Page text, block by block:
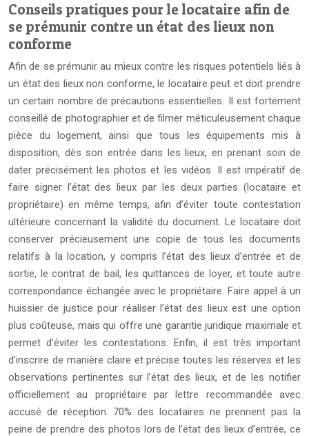
Conseils pratiques pour le locataire afin de
se prémunir contre un état des lieux non
conforme
Afin de se prémunir au mieux contre les risques potentiels liés à
un état des lieux non conforme, le locataire peut et doit prendre
un certain nombre de précautions essentielles. Il est fortement
conseillé de photographier et de filmer méticuleusement chaque
pièce du logement, ainsi que tous les équipements mis à
disposition, dès son entrée dans les lieux, en prenant soin de
dater précisément les photos et les vidéos. Il est impératif de
faire signer l’état des lieux par les deux parties (locataire et
propriétaire) en même temps, afin d’éviter toute contestation
ultérieure concernant la validité du document. Le locataire doit
conserver précieusement une copie de tous les documents
relatifs à la location, y compris l’état des lieux d’entrée et de
sortie, le contrat de bail, les quittances de loyer, et toute autre
correspondance échangée avec le propriétaire. Faire appel à un
huissier de justice pour réaliser l’état des lieux est une option
plus coûteuse, mais qui offre une garantie juridique maximale et
permet d’éviter les contestations. Enfin, il est très important
d’inscrire de manière claire et précise toutes les réserves et les
observations pertinentes sur l’état des lieux, et de les notifier
officiellement au propriétaire par lettre recommandée avec
accusé de réception. 70% des locataires ne prennent pas la
peine de prendre des photos lors de l’état des lieux d’entrée, ce